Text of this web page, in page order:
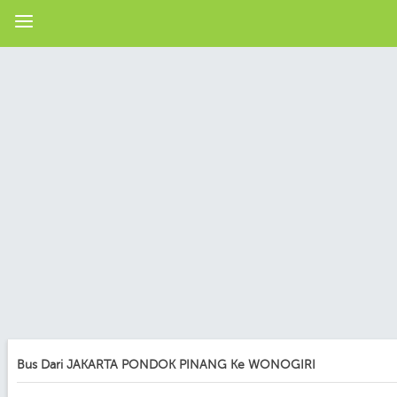
Bus Dari JAKARTA PONDOK PINANG Ke WONOGIRI